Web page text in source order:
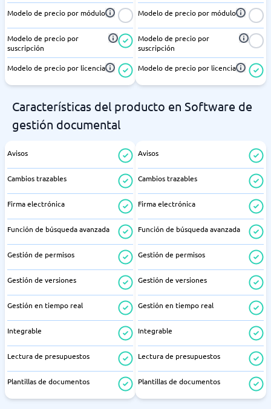
Modelo de precio por módulo
Modelo de precio por
suscripción
Modelo de precio por licencia
Modelo de precio por módulo
Modelo de precio por
suscripción
Modelo de precio por licencia
Características del producto en Software de
gestión documental
Avisos
Cambios trazables
Firma electrónica
Función de búsqueda avanzada
Gestión de permisos
Gestión de versiones
Gestión en tiempo real
Integrable
Lectura de presupuestos
Plantillas de documentos
Avisos
Cambios trazables
Firma electrónica
Función de búsqueda avanzada
Gestión de permisos
Gestión de versiones
Gestión en tiempo real
Integrable
Lectura de presupuestos
Plantillas de documentos